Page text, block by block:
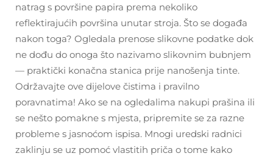
natrag s površine papira prema nekoliko
reflektirajućih površina unutar stroja. Što se događa
nakon toga? Ogledala prenose slikovne podatke dok
ne dođu do onoga što nazivamo slikovnim bubnjem
— praktički konačna stanica prije nanošenja tinte.
Održavajte ove dijelove čistima i pravilno
poravnatima! Ako se na ogledalima nakupi prašina ili
se nešto pomakne s mjesta, pripremite se za razne
probleme s jasnoćom ispisa. Mnogi uredski radnici
zaklinju se uz pomoć vlastitih priča o tome kako